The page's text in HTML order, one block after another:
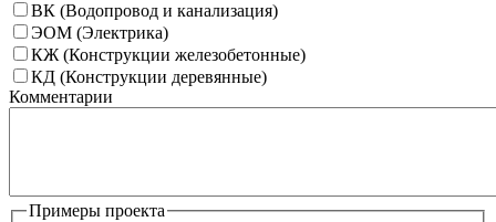
ВК (Водопровод и канализация)
ЭОМ (Электрика)
КЖ (Конструкции железобетонные)
КД (Конструкции деревянные)
Комментарии
Примеры проекта